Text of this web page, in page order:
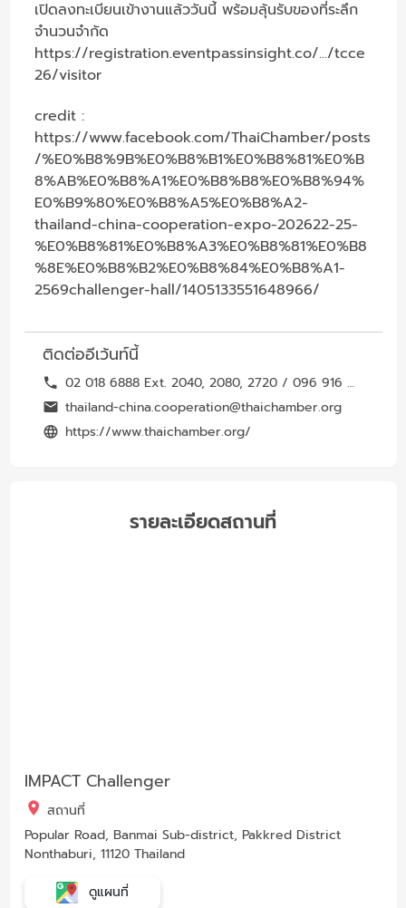
เปิดลงทะเบียนเข้างานแล้ววันนี้ พร้อมลุ้นรับของที่ระลึก
จำนวนจำกัด
https://registration.eventpassinsight.co/.../tcce
26/visitor
credit :
https://www.facebook.com/ThaiChamber/posts
/%E0%B8%9B%E0%B8%B1%E0%B8%81%E0%B
8%AB%E0%B8%A1%E0%B8%B8%E0%B8%94%
E0%B9%80%E0%B8%A5%E0%B8%A2-
thailand-china-cooperation-expo-202622-25-
%E0%B8%81%E0%B8%A3%E0%B8%81%E0%B8
%8E%E0%B8%B2%E0%B8%84%E0%B8%A1-
2569challenger-hall/1405133551648966/
ติดต่ออีเว้นท์นี้
02 018 6888 Ext. 2040, 2080, 2720 / 096 916 6214
thailand-china.cooperation@thaichamber.org
https://www.thaichamber.org/
รายละเอียดสถานที่
IMPACT Challenger
สถานที่
Popular Road, Banmai Sub-district, Pakkred District
Nonthaburi, 11120 Thailand
ดูแผนที่